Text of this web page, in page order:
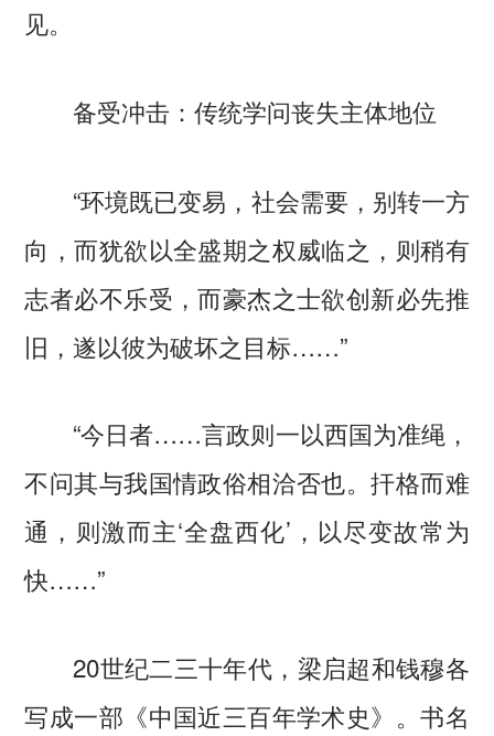
见。
备受冲击：传统学问丧失主体地位
“环境既已变易，社会需要，别转一方
向，而犹欲以全盛期之权威临之，则稍有
志者必不乐受，而豪杰之士欲创新必先推
旧，遂以彼为破坏之目标……”
“今日者……言政则一以西国为准绳，
不问其与我国情政俗相洽否也。扞格而难
通，则激而主‘全盘西化’，以尽变故常为
快……”
20世纪二三十年代，梁启超和钱穆各
写成一部《中国近三百年学术史》。书名